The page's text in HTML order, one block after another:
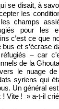
se disait, à
les
champs
pour les
c’est ce que
bus et s’écrase
– car
de la
le nuage de
syriens qui
Un général
! Vite ! » a-t-il